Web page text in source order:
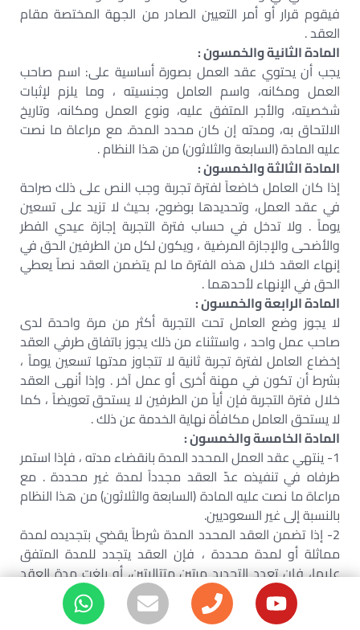
فيقوم قرار أو أمر التعيين الصادر من الجهة المختصة مقام
العقد .
المادة الثانية والخمسون :
يجب أن يحتوي عقد العمل بصورة أساسية على: اسم صاحب
العمل ومكانه، واسم العامل وجنسيته ، وما يلزم لإثبات
شخصيته، والأجر المتفق عليه، ونوع العمل ومكانه، وتاريخ
الالتحاق به، ومدته إن كان محدد المدة. مع مراعاة ما نصت
عليه المادة (السابعة والثلاثون) من هذا النظام .
المادة الثالثة والخمسون :
إذا كان العامل خاضعاً لفترة تجربة وجب النص على ذلك صراحة
في عقد العمل، وتحديدها بوضوح، بحيث لا تزيد على تسعين
يوماً . ولا تدخل في حساب فترة التجربة إجازة عيدي الفطر
والأضحى والإجازة المرضية ، ويكون لكل من الطرفين الحق في
إنهاء العقد خلال هذه الفترة ما لم يتضمن العقد نصاً يعطي
الحق في الإنهاء لأحدهما .
المادة الرابعة والخمسون :
لا يجوز وضع العامل تحت التجربة أكثر من مرة واحدة لدى
صاحب عمل واحد ، واستثناء من ذلك يجوز باتفاق طرفي العقد
إخضاع العامل لفترة تجربة ثانية لا تتجاوز مدتها تسعين يوماً ،
بشرط أن تكون في مهنة أخرى أو عمل آخر . وإذا أنهى العقد
خلال فترة التجربة فإن أياً من الطرفين لا يستحق تعويضاً ، كما
لا يستحق العامل مكافأة نهاية الخدمة عن ذلك .
المادة الخامسة والخمسون :
1- ينتهي عقد العمل المحدد المدة بانقضاء مدته ، فإذا استمر
طرفاه في تنفيذه عدّ العقد مجدداً لمدة غير محددة . مع
مراعاة ما نصت عليه المادة (السابعة والثلاثون) من هذا النظام
بالنسبة إلى غير السعوديين.
2- إذا تضمن العقد المحدد المدة شرطاً يقضي بتجديده لمدة
مماثلة أو لمدة محددة ، فإن العقد يتجدد للمدة المتفق
عليها، فإن تعدد التجديد مرتين متتاليتين، أو بلغت مدة العقد
الأصلي مع مدة التجديد ثلاث سنوات أيهما أقل واستمر
الطرفان في تنفيذه ، تحّول العقد إلى عقد غير محدد المدة .